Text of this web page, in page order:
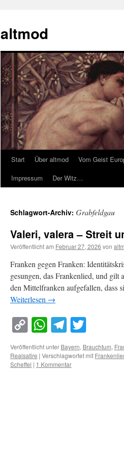
springen
altmod
Start Über altmod Vom Geist
Impressum
Der Witz…
Schlagwort-Archiv: Grabfeldgau
Valeri, valera – Streit
Veröffentlicht am Februar 27, 2026 von
Franken gegen Franken:
gesungen, das Frankenlied, und
den Mittelfranken aufgefallen,
Weiterlesen →
Copy
Link
WhatsApp
Telegram
Veröffentlicht unter Bayern, Brauchtum,
Realsatire | Verschlagwortet mit
Scheffel | 1 Kommentar